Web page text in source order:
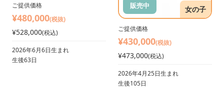
ご提供価格
¥480,000(税抜)
¥528,000(税込)
2026年6月6日生まれ
生後63日
販売中 女の子
ご提供価格
¥430,000(税抜)
¥473,000(税込)
2026年4月25日生まれ
生後105日